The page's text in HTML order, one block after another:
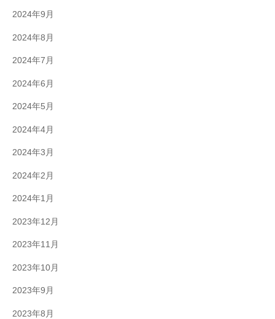
2024年9月
2024年8月
2024年7月
2024年6月
2024年5月
2024年4月
2024年3月
2024年2月
2024年1月
2023年12月
2023年11月
2023年10月
2023年9月
2023年8月